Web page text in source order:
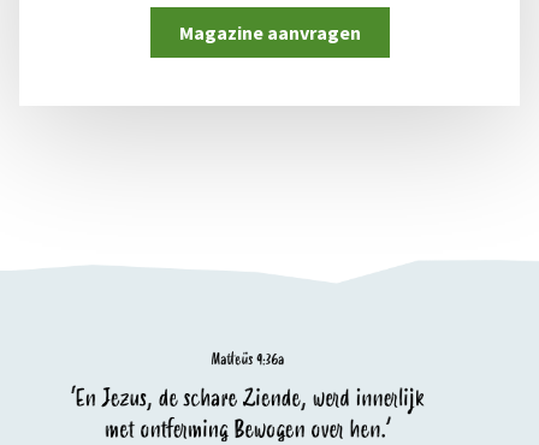
Magazine aanvragen